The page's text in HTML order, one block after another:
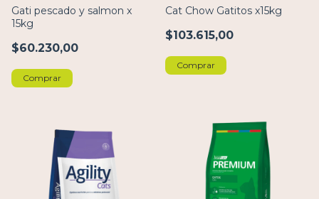
Gati pescado y salmon x
15kg
$60.230,00
Comprar
Cat Chow Gatitos x15kg
$103.615,00
Comprar